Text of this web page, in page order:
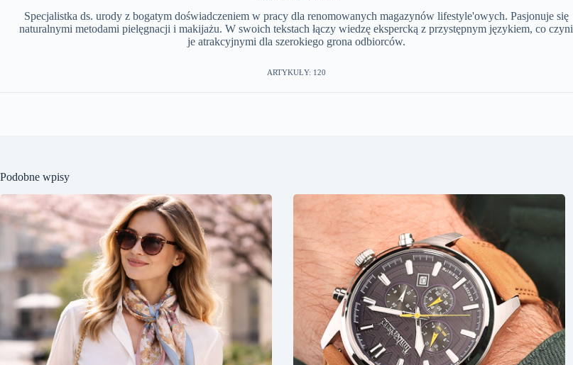
Specjalistka ds. urody z bogatym doświadczeniem w pracy dla renomowanych magazynów lifestyle'owych. Pasjonuje się
naturalnymi metodami pielęgnacji i makijażu. W swoich tekstach łączy wiedzę ekspercką z przystępnym językiem, co czyni
je atrakcyjnymi dla szerokiego grona odbiorców.
ARTYKUŁY: 120
Podobne wpisy